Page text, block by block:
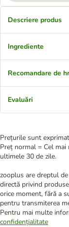
Descriere produs
Ingrediente
Recomandare de
Evaluări
Prețurile sunt
Preț normal = Cel
ultimele 30 de zile.
zooplus are dreptul
directă privind
orice moment, fără a
pentru transmiterea
Pentru mai multe
confidențialitate